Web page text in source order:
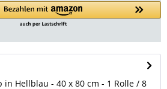
in Hellblau - 40 x 80 cm - 1 Rolle / 8